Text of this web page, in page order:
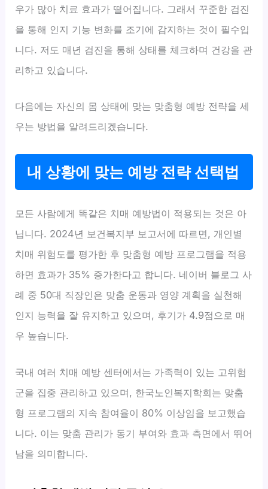
우가 많아 치료 효과가 떨어집니다. 그래서 꾸준한 검진
을 통해 인지 기능 변화를 조기에 감지하는 것이 필수입
니다. 저도 매년 검진을 통해 상태를 체크하며 건강을 관
리하고 있습니다.
다음에는 자신의 몸 상태에 맞는 맞춤형 예방 전략을 세
우는 방법을 알려드리겠습니다.
내 상황에 맞는 예방 전략 선택법
모든 사람에게 똑같은 치매 예방법이 적용되는 것은 아
닙니다. 2024년 보건복지부 보고서에 따르면, 개인별
치매 위험도를 평가한 후 맞춤형 예방 프로그램을 적용
하면 효과가 35% 증가한다고 합니다. 네이버 블로그 사
례 중 50대 직장인은 맞춤 운동과 영양 계획을 실천해
인지 능력을 잘 유지하고 있으며, 후기가 4.9점으로 매
우 높습니다.
국내 여러 치매 예방 센터에서는 가족력이 있는 고위험
군을 집중 관리하고 있으며, 한국노인복지학회는 맞춤
형 프로그램의 지속 참여율이 80% 이상임을 보고했습
니다. 이는 맞춤 관리가 동기 부여와 효과 측면에서 뛰어
남을 의미합니다.